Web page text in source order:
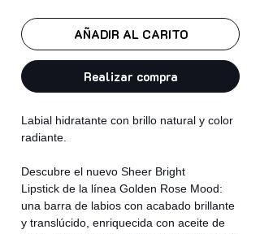
AÑADIR AL CARITO
Realizar compra
Labial hidratante con brillo natural y color
radiante.
Descubre el nuevo Sheer Bright
Lipstick de la línea Golden Rose Mood:
una barra de labios con acabado brillante
y translúcido, enriquecida con aceite de